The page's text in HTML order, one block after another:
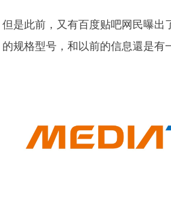
但是此前，又有百度贴吧网民曝出
的规格型号，和以前的信息還是有